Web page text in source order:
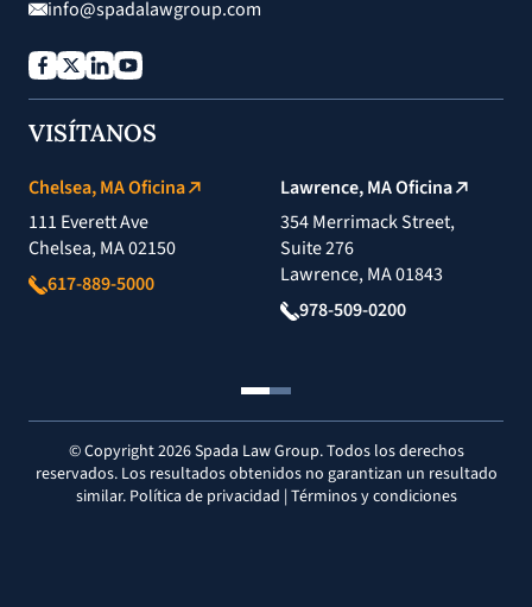
info@spadalawgroup.com
VISÍTANOS
Chelsea, MA Oficina
111 Everett Ave
Chelsea, MA 02150
617-889-5000
Lawrence, MA Oficina
354 Merrimack Street,
Suite 276
Lawrence, MA 01843
978-509-0200
© Copyright 2026 Spada Law Group. Todos los derechos
reservados. Los resultados obtenidos no garantizan un resultado
similar. Política de privacidad | Términos y condiciones